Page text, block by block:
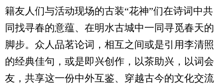
籍友人们与活动现场的古装“花神”们在诗词中共
同找寻春的意蕴、在明水古城中一同寻觅春天的
脚步。众人品茗论词，相互之间或是引用李清照
的经典佳句，或是即兴创作，以茶助兴，以词会
友，共享这一份中外互鉴、穿越古今的文化交流